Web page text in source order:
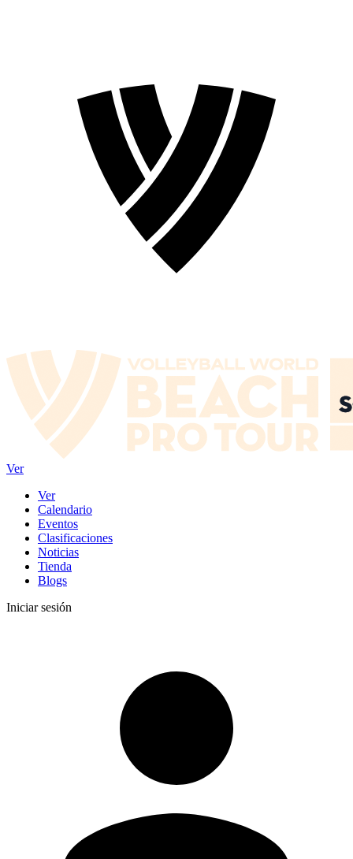
Ver
Ver
Calendario
Eventos
Clasificaciones
Noticias
Tienda
Blogs
Iniciar sesión